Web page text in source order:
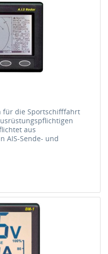
für die Sportschifffahrt
aus
AIS-Sende- und